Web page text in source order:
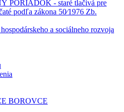
PORIADOK - staré tlačivá pre
podľa zákona 50⁄1976 Zb.
a sociálneho rozvoja
BOROVCE